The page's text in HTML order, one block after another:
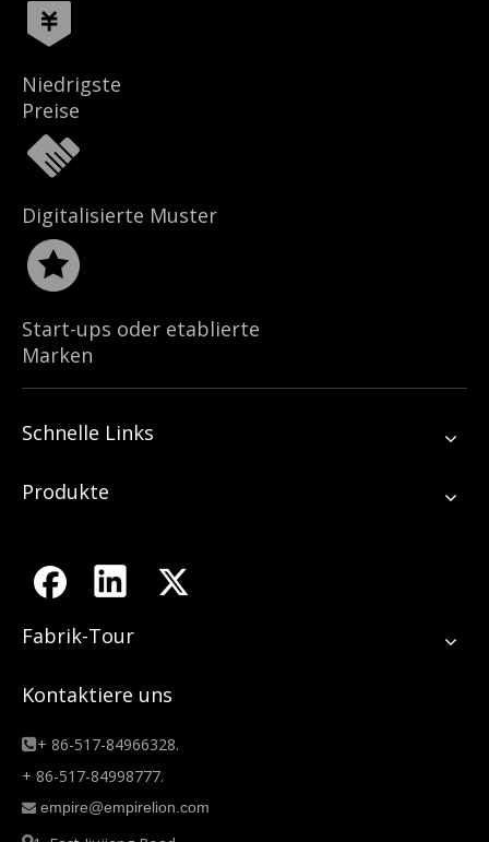
Niedrigste
Preise
Digitalisierte Muster
Start-ups oder etablierte
Marken
Schnelle Links
Produkte
Fabrik-Tour
Kontaktiere uns
+ 86-517-84966328.
+ 86-517-84998777.
 empire@empirelion.com